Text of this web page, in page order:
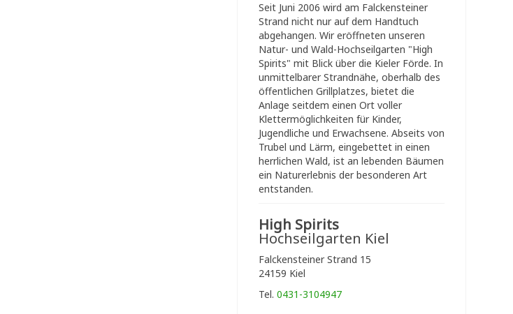
Seit Juni 2006 wird am Falckensteiner
Strand nicht nur auf dem Handtuch
abgehangen. Wir eröffneten unseren
Natur- und Wald-Hochseilgarten "High
Spirits" mit Blick über die Kieler Förde. In
unmittelbarer Strandnähe, oberhalb des
öffentlichen Grillplatzes, bietet die
Anlage seitdem einen Ort voller
Klettermöglichkeiten für Kinder,
Jugendliche und Erwachsene. Abseits von
Trubel und Lärm, eingebettet in einen
herrlichen Wald, ist an lebenden Bäumen
ein Naturerlebnis der besonderen Art
entstanden.
High Spirits
Hochseilgarten Kiel
Falckensteiner Strand 15
24159 Kiel
Tel. 0431-3104947